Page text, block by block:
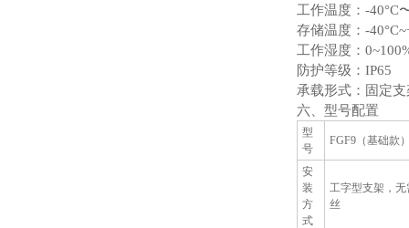
工作温度：-40°C
存储温度：-
工作湿度：
防护等级：IP65
承载形式：固定支
六、型号配置
型
号
FGF9（基础款
安
装
方
式
工字型支架，
丝